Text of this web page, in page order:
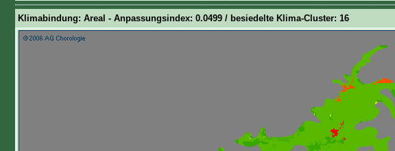
Klimabindung: Areal - Anpassungsindex: 0.0499 / besiedelte Klima-Cluster: 16